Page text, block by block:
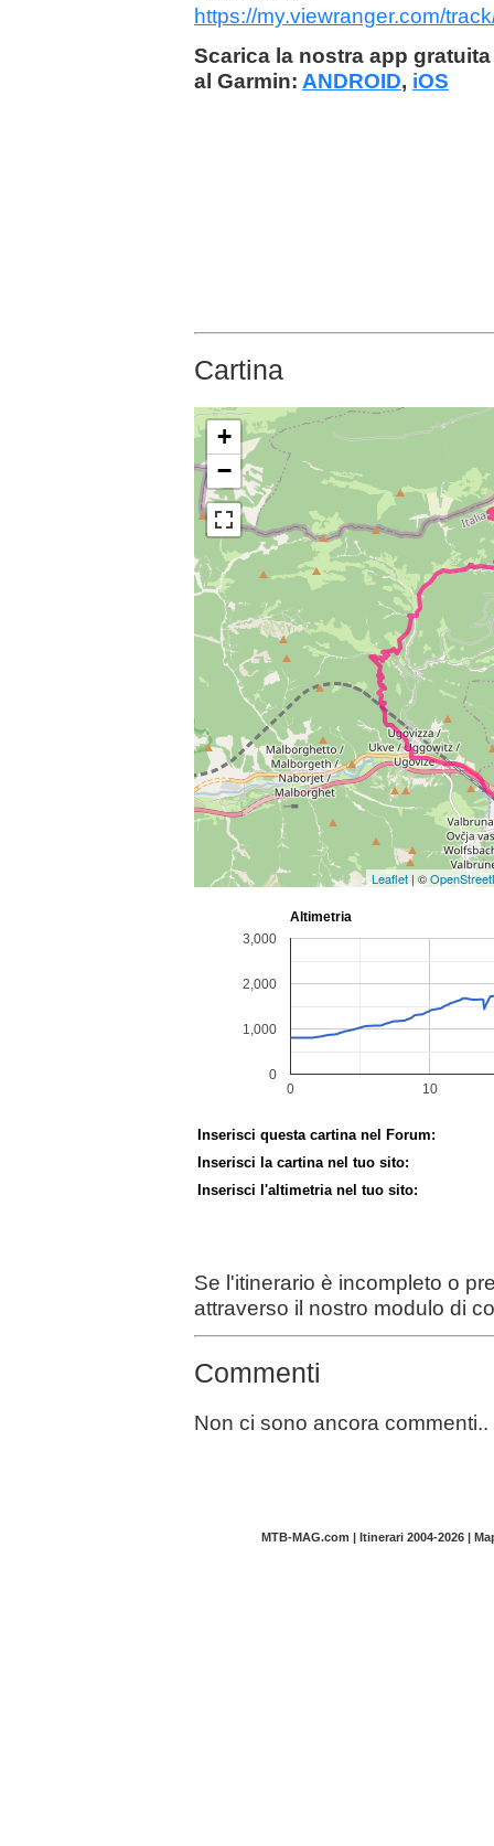
https://my.viewranger.com/
Scarica la nostra app
al Garmin: ANDROID, iOS
Cartina
+
−
Leaflet | ©
Inserisci questa cartina nel Forum:
Inserisci la cartina nel tuo sito:
Inserisci l'altimetria nel tuo sito:
Se l'itinerario è incompleto o
attraverso il nostro modulo di
Commenti
Non ci sono ancora commenti..
MTB-MAG.com | Itinerari 2004-2026 |